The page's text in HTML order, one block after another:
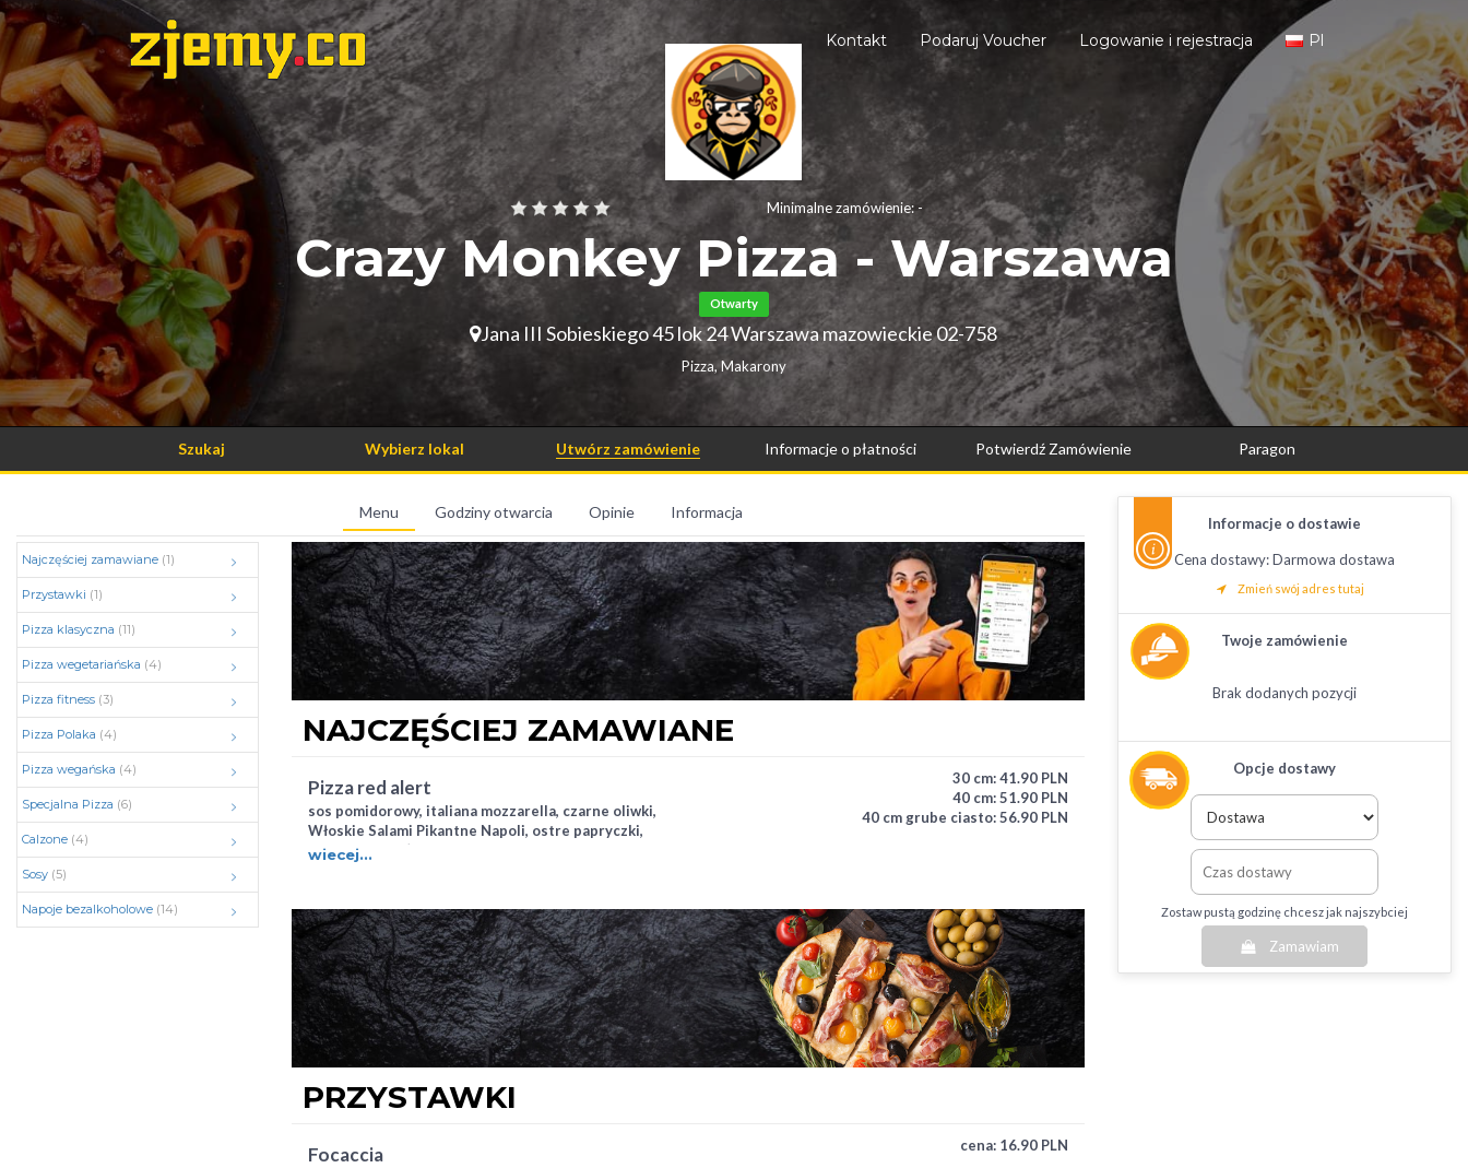
Kontakt Podaruj Voucher Logowanie i rejestracja Pl
Minimalne zamówienie: -
Crazy Monkey Pizza - Warszawa
Otwarty
Jana III Sobieskiego 45 lok 24 Warszawa mazowieckie 02-758
Pizza, Makarony
Szukaj Wybierz lokal Utwórz zamówienie Informacje o płatności Potwierdź Zamówienie Paragon
Menu Godziny otwarcia Opinie Informacja
Najczęściej zamawiane (1)
Przystawki (1)
Pizza klasyczna (11)
Pizza wegetariańska (4)
Pizza fitness (3)
Pizza Polaka (4)
Pizza wegańska (4)
Specjalna Pizza (6)
Calzone (4)
Sosy (5)
Napoje bezalkoholowe (14)
NAJCZĘŚCIEJ ZAMAWIANE
pizza red alert
sos pomidorowy, italiana mozzarella, czarne oliwki,
Włoskie Salami Pikantne Napoli, ostre papryczki,
cebula, n'duja (bardzo ostra kalabryjska, miękka
wiecej...
30 cm:41.90 PLN
40 cm:51.90 PLN
40 cm grube ciasto:56.90 PLN
PRZYSTAWKI
focaccia cena: 16.90 PLN
Informacje o dostawie
Cena dostawy: Darmowa dostawa
Zmień swój adres tutaj
Twoje zamówienie
Brak dodanych pozycji
Opcje dostawy
Zostaw pustą godzinę chcesz jak najszybciej
Zamawiam